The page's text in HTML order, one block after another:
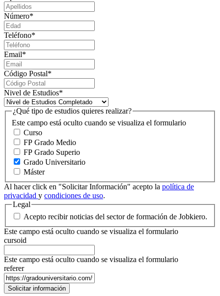
Número*
Teléfono*
Email*
Código Postal*
Nivel de Estudios*
Este campo está oculto cuando se visualiza el formulario
¿Qué tipo de estudios quieres realizar?
Curso
FP Grado Medio
FP Grado Superio
Grado Universitario
Máster
Al hacer click en "Solicitar Información" acepto la política de
privacidad y condiciones de uso.
Legal
Acepto recibir noticias del sector de formación de Jobkiero.
Este campo está oculto cuando se visualiza el formulario
cursoid
Este campo está oculto cuando se visualiza el formulario
referer